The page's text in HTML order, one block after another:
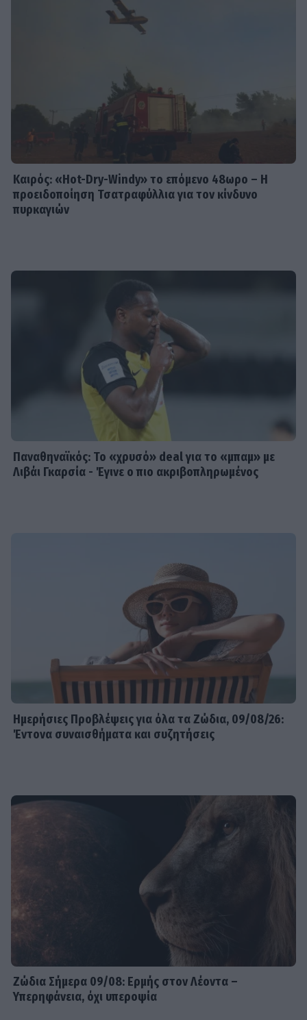
Καιρός: «Hot-Dry-Windy» το επόμενο 48ωρο – Η
προειδοποίηση Τσατραφύλλια για τον κίνδυνο
πυρκαγιών
Παναθηναϊκός: Το «χρυσό» deal για το «μπαμ» με
Λιβάι Γκαρσία - Έγινε ο πιο ακριβοπληρωμένος
Ημερήσιες Προβλέψεις για όλα τα Ζώδια, 09/08/26:
Έντονα συναισθήματα και συζητήσεις
Ζώδια Σήμερα 09/08: Ερμής στον Λέοντα –
Υπερηφάνεια, όχι υπεροψία